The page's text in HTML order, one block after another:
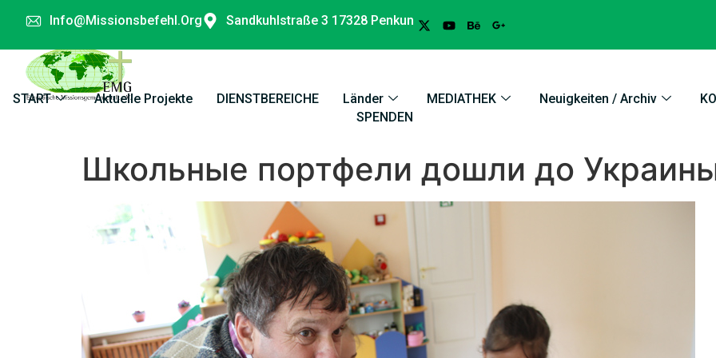
Info@missionsbefehl.org Sandkuhlstraße 3 17328 Penkun
START Aktuelle Projekte DIENSTBEREICHE Länder MEDIATHEK Neuigkeiten / Archiv
SPENDEN
Школьные портфели дошли до